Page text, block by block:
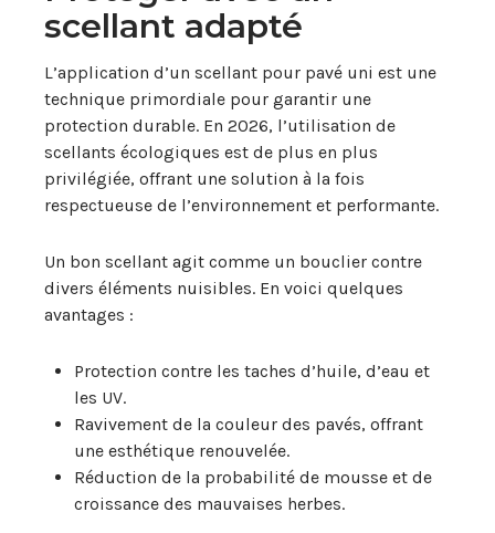
scellant adapté
L’application d’un scellant pour pavé uni est une
technique primordiale pour garantir une
protection durable. En 2026, l’utilisation de
scellants écologiques est de plus en plus
privilégiée, offrant une solution à la fois
respectueuse de l’environnement et performante.
Un bon scellant agit comme un bouclier contre
divers éléments nuisibles. En voici quelques
avantages :
Protection contre les taches d’huile, d’eau et
les UV.
Ravivement de la couleur des pavés, offrant
une esthétique renouvelée.
Réduction de la probabilité de mousse et de
croissance des mauvaises herbes.